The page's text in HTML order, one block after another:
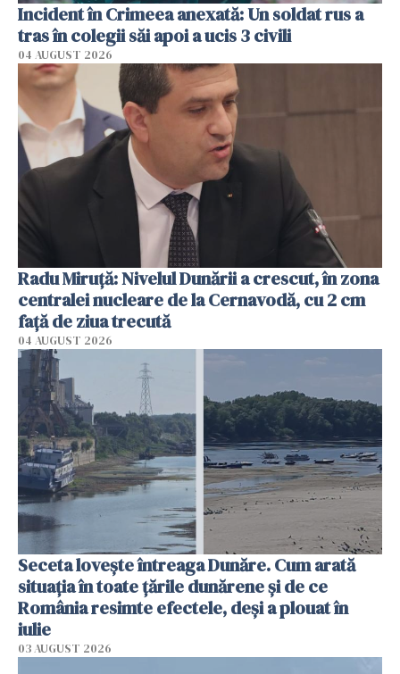
Incident în Crimeea anexată: Un soldat rus a
tras în colegii săi apoi a ucis 3 civili
04 AUGUST 2026
Radu Miruţă: Nivelul Dunării a crescut, în zona
centralei nucleare de la Cernavodă, cu 2 cm
faţă de ziua trecută
04 AUGUST 2026
Seceta lovește întreaga Dunăre. Cum arată
situația în toate țările dunărene și de ce
România resimte efectele, deși a plouat în
iulie
03 AUGUST 2026